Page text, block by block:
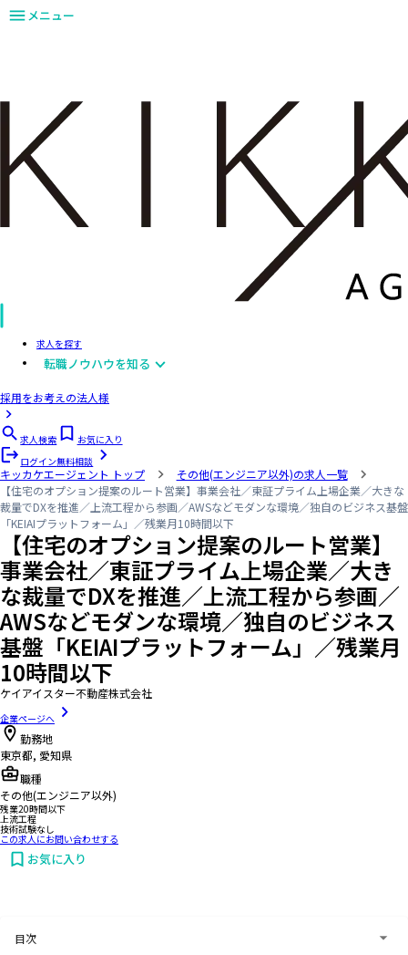
メニュー
求人を探す
転職ノウハウを知る
採用をお考えの法人様
求人検索
お気に入り
ログイン無料相談
キッカケエージェント トップ
その他(エンジニア以外)の求人一覧
【住宅のオプション提案のルート営業】事業会社／東証プライム上場企業／大きな
裁量でDXを推進／上流工程から参画／AWSなどモダンな環境／独自のビジネス基盤
「KEIAIプラットフォーム」／残業月10時間以下
【住宅のオプション提案のルート営業】
事業会社／東証プライム上場企業／大き
な裁量でDXを推進／上流工程から参画／
AWSなどモダンな環境／独自のビジネス
基盤「KEIAIプラットフォーム」／残業月
10時間以下
ケイアイスター不動産株式会社
企業ページへ
勤務地
東京都, 愛知県
職種
その他(エンジニア以外)
残業20時間以下
上流工程
技術試験なし
この求人にお問い合わせする
お気に入り
目次